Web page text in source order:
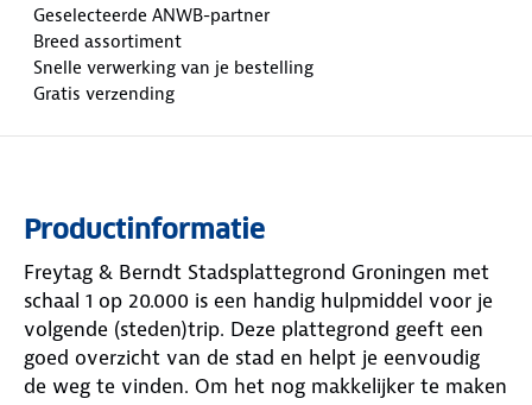
Geselecteerde ANWB-partner
Breed assortiment
Snelle verwerking van je bestelling
Gratis verzending
Productinformatie
Freytag & Berndt Stadsplattegrond Groningen met
schaal 1 op 20.000 is een handig hulpmiddel voor je
volgende (steden)trip. Deze plattegrond geeft een
goed overzicht van de stad en helpt je eenvoudig
de weg te vinden. Om het nog makkelijker te maken